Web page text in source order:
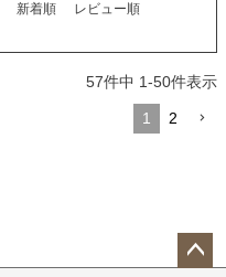
新着順
レビュー順
57件中 1-50件表示
1 2